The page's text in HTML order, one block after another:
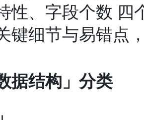
性、字段个数 四
键细节与易错点
据结构」分类